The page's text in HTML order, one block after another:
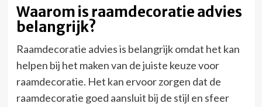
Waarom is raamdecoratie advies
belangrijk?
Raamdecoratie advies is belangrijk omdat het kan
helpen bij het maken van de juiste keuze voor
raamdecoratie. Het kan ervoor zorgen dat de
raamdecoratie goed aansluit bij de stijl en sfeer